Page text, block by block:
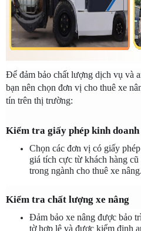
Để đảm bảo chất lượng dịch vụ và
bạn nên chọn đơn vị cho thuê xe
tín trên thị trường:
Kiểm tra giấy phép kinh
Chọn các đơn vị có giấy
giá tích cực từ khách hàng
trong ngành cho thuê xe nâng.
Kiểm tra chất lượng xe nâng
Đảm bảo xe nâng được bảo
tờ hợp lệ và được kiểm định